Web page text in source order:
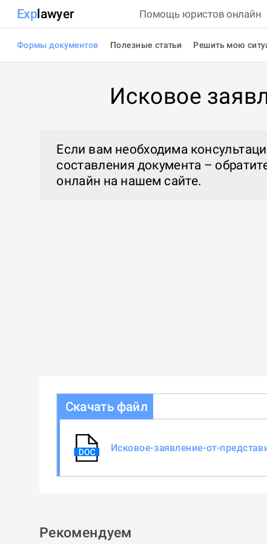
Explawyer Помощь юристов онлайн
Формы документов Полезные статьи Решить мою
Исковое
Если вам необходима
составления документа –
онлайн на нашем сайте.
Скачать файл
Исковое-заявление-от-
Рекомендуем